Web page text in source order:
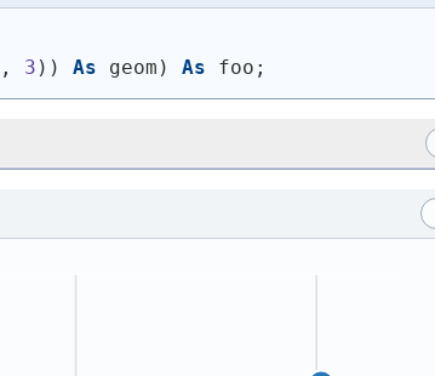
, 3 ) ) As geom ) As foo;